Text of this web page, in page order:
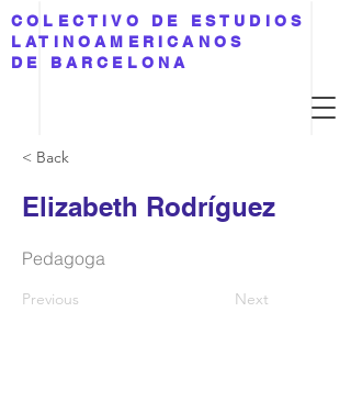
COLECTIVO DE ESTUDIOS
LATINOAMERICANOS
DE BARCELONA
< Back
Elizabeth Rodríguez
Pedagoga
Previous Next